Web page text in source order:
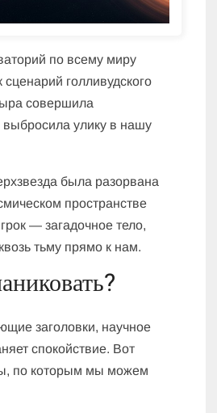
по всему миру
сценарий голливудского
совершила
выбросила улику в нашу
была разорвана
пространстве
— загадочное тело,
тьму прямо к нам.
заголовки, научное
спокойствие. Вот
по которым мы можем